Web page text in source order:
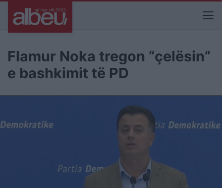
Flamur Noka tregon “çelësin”
e bashkimit të PD